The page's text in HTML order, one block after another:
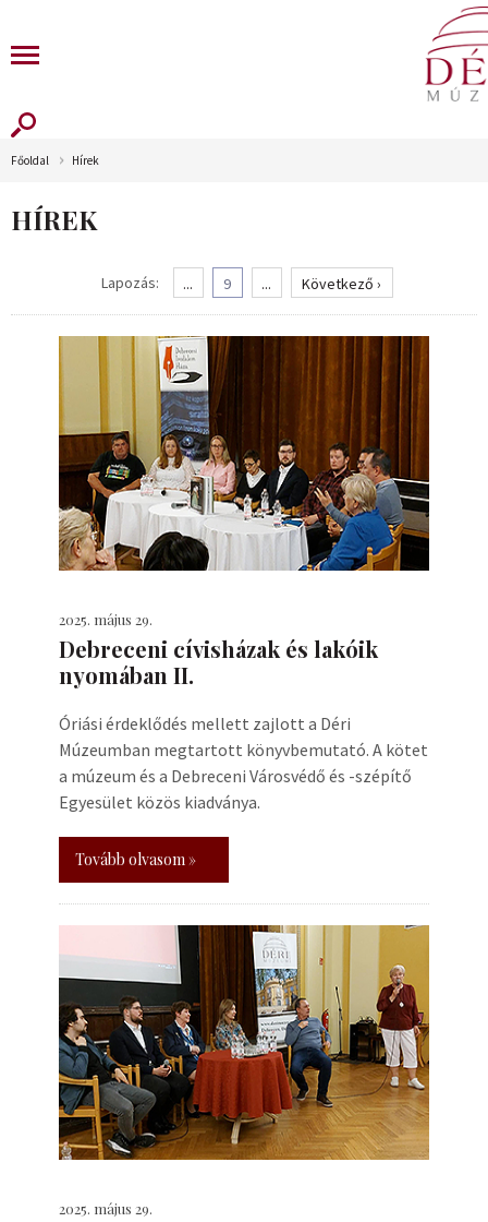
Főoldal Hírek
HÍREK
Lapozás: ... 9 ... Következő ›
2025. május 29.
Debreceni cívisházak és lakóik
nyomában II.
Óriási érdeklődés mellett zajlott a Déri
Múzeumban megtartott könyvbemutató. A kötet
a múzeum és a Debreceni Városvédő és -szépítő
Egyesület közös kiadványa.
Tovább olvasom »
2025. május 29.